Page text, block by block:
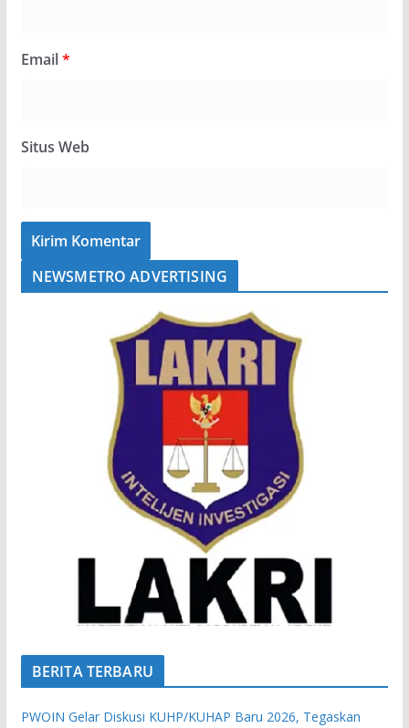
Email*
Situs Web
NEWSMETRO ADVERTISING
BERITA TERBARU
PWOIN Gelar Diskusi KUHP/KUHAP Baru 2026, Tegaskan